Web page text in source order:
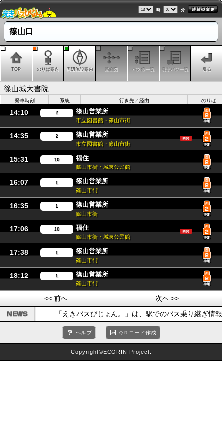
時 分
篠山口
TOP のりば案内 周辺施設案内 路線図 バス停一覧 発車バス一覧 戻る
篠山城大書院
発車時刻 系統 行き先／経由 のりば
14:10 2 篠山営業所
市立図書館・篠山市街
14:35 2 篠山営業所
市立図書館・篠山市街
15:31 10 福住
篠山市街・城東公民館
16:07 1 篠山営業所
篠山市街
16:35 1 篠山営業所
篠山市街
17:06 10 福住
篠山市街・城東公民館
17:38 1 篠山営業所
篠山市街
18:12 1 篠山営業所
篠山市街
<< 前へ
次へ >>
「えきバスびじょん。」は、駅でのバス乗り継ぎ情
ヘルプ ＱＲコード作成
Copyright©ECORIN Project.